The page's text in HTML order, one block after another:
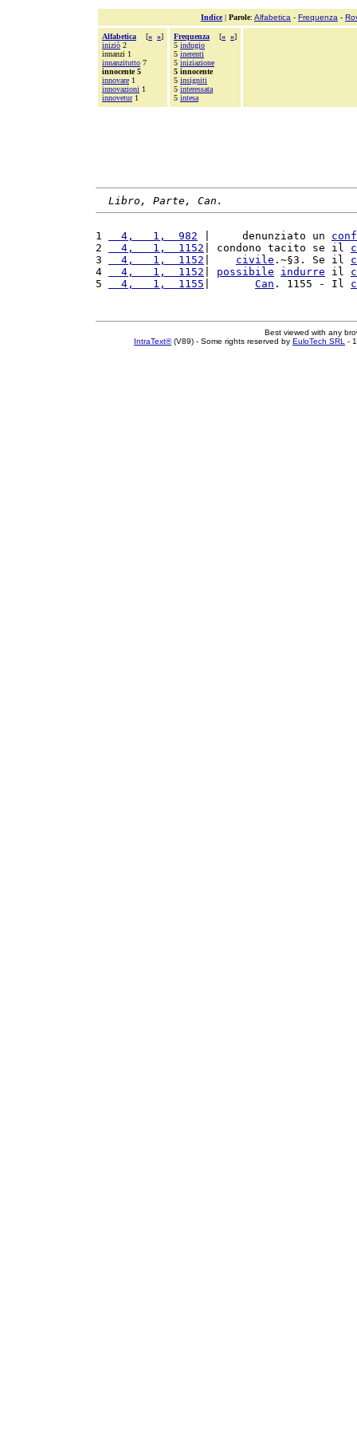
Indice| Parole: Alfabetica - Frequenza -
Alfabetica [« »]
iniziò 2
innanzi 1
innanzitutto 7
innocente 5
innovare 1
innovazioni 1
innovetur1
Frequenza [« »]
5 indugio
5 inerenti
5 iniziazione
5 innocente
5 insigniti
5 interessata
5 intesa
Libro, Parte, Can.
1
  4,   1,  982
|     denunziato un
2
  4,   1,  1152
| condono tacito se il
3
  4,   1,  1152
civile .~§3. Se il
4
  4,   1,  1152
possibile indurre il
5
  4,   1,  1155
Can . 1155 - Il
Best viewed with any
IntraText®(V89) - Some rights reserved by EuloTech SRL -